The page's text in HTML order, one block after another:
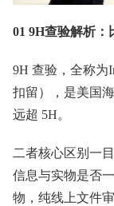
01 9H查验解析
9H 查验，全称为
扣留），是美国
远超 5H。
二者核心区别一
信息与实物是否
物，纯线上文件